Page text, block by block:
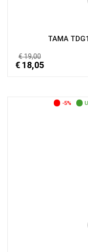
TAMA
€ 19,00
€ 18,05
-5%